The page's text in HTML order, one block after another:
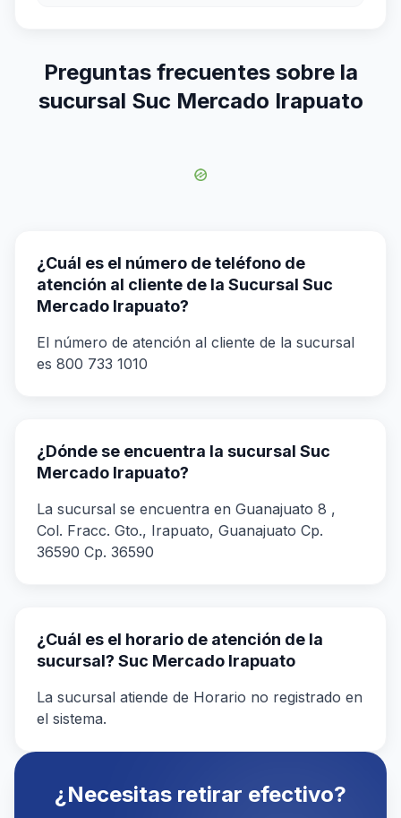
Preguntas frecuentes sobre la
sucursal Suc Mercado Irapuato
¿Cuál es el número de teléfono de
atención al cliente de la Sucursal Suc
Mercado Irapuato?
El número de atención al cliente de la sucursal
es 800 733 1010
¿Dónde se encuentra la sucursal Suc
Mercado Irapuato?
La sucursal se encuentra en Guanajuato 8 ,
Col. Fracc. Gto., Irapuato, Guanajuato Cp.
36590 Cp. 36590
¿Cuál es el horario de atención de la
sucursal? Suc Mercado Irapuato
La sucursal atiende de Horario no registrado en
el sistema.
¿Necesitas retirar efectivo?